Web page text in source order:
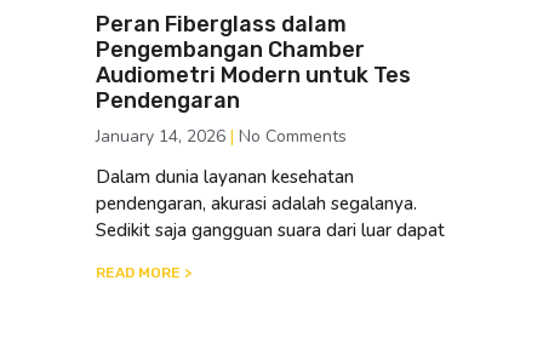
Peran Fiberglass dalam
Pengembangan Chamber
Audiometri Modern untuk Tes
Pendengaran
January 14, 2026 No Comments
Dalam dunia layanan kesehatan
pendengaran, akurasi adalah segalanya.
Sedikit saja gangguan suara dari luar dapat
READ MORE >